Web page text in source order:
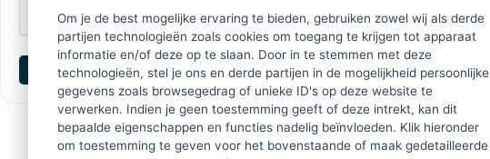
Om je de best mogelijke ervaring te bieden, gebruiken zowel wij als derde
partijen technologieën zoals cookies om toegang te krijgen tot apparaat
informatie en/of deze op te slaan. Door in te stemmen met deze
technologieën, stel je ons en derde partijen in de mogelijkheid persoonlijke
gegevens zoals browsegedrag of unieke ID's op deze website te
verwerken. Indien je geen toestemming geeft of deze intrekt, kan dit
bepaalde eigenschappen en functies nadelig beïnvloeden. Klik hieronder
om toestemming te geven voor het bovenstaande of maak gedetailleerde